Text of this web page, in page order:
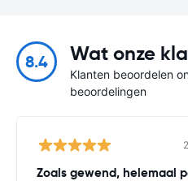
8.4 Wat onze
Klanten beoordelen
beoordelingen